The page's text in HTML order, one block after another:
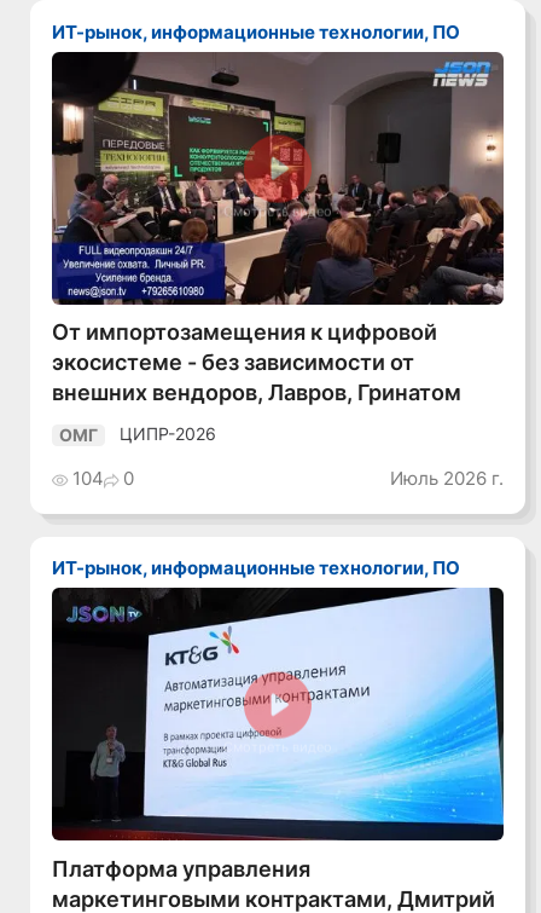
ИТ-рынок, информационные технологии, ПО
Смотреть видео
От импортозамещения к цифровой
экосистеме - без зависимости от
внешних вендоров, Лавров, Гринатом
ОМГ ЦИПР-2026
104 0 Июль 2026 г.
ИТ-рынок, информационные технологии, ПО
Смотреть видео
Платформа управления
маркетинговыми контрактами, Дмитрий